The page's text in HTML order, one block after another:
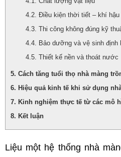
Điều kiện thời tiết – khí hậu
Thi công không đúng kỹ
Bảo dưỡng và vệ sinh định
Thiết kế nền và thoát nước
Cách tăng tuổi thọ nhà màng
Hiệu quả kinh tế khi sử dụng
Kinh nghiệm thực tế từ các mô
Kết luận
Liệu một hệ thống nhà